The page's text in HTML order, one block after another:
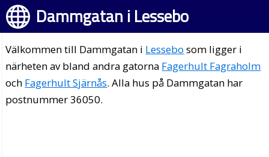
Dammgatan i Lessebo
Välkommen till Dammgatan i Lessebo som ligger i
närheten av bland andra gatorna Fagerhult Fagraholm
och Fagerhult Sjärnås. Alla hus på Dammgatan har
postnummer 36050.